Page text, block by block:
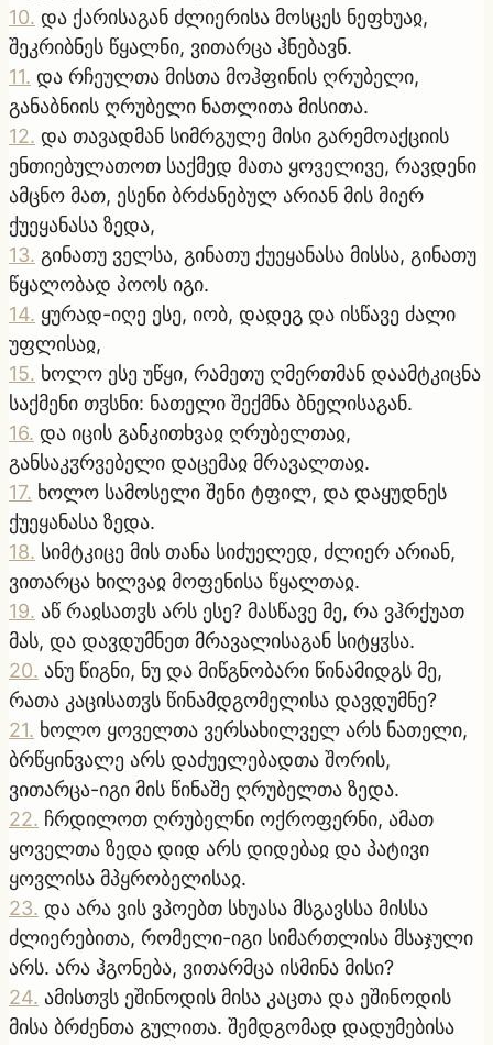
10. და ქარისაგან ძლიერისა მოსცეს ნეფხუაჲ,
შეკრიბნეს წყალნი, ვითარცა ჰნებავნ.
11. და რჩეულთა მისთა მოჰფინის ღრუბელი,
განაბნიის ღრუბელი ნათლითა მისითა.
12. და თავადმან სიმრგულე მისი გარემოაქციის
ენთიებულათოთ საქმედ მათა ყოველივე, რავდენი
ამცნო მათ, ესენი ბრძანებულ არიან მის მიერ
ქუეყანასა ზედა,
13. გინათუ ველსა, გინათუ ქუეყანასა მისსა, გინათუ
წყალობად პოოს იგი.
14. ყურად-იღე ესე, იობ, დადეგ და ისწავე ძალი
უფლისაჲ,
15. ხოლო ესე უწყი, რამეთუ ღმერთმან დაამტკიცნა
საქმენი თჳსნი: ნათელი შექმნა ბნელისაგან.
16. და იცის განკითხვაჲ ღრუბელთაჲ,
განსაკჳრვებელი დაცემაჲ მრავალთაჲ.
17. ხოლო სამოსელი შენი ტფილ, და დაყუდნეს
ქუეყანასა ზედა.
18. სიმტკიცე მის თანა სიძუელედ, ძლიერ არიან,
ვითარცა ხილვაჲ მოფენისა წყალთაჲ.
19. აწ რაჲსათჳს არს ესე? მასწავე მე, რა ვჰრქუათ
მას, და დავდუმნეთ მრავალისაგან სიტყჳსა.
20. ანუ წიგნი, ნუ და მიწგნობარი წინამიდგს მე,
რათა კაცისათჳს წინამდგომელისა დავდუმნე?
21. ხოლო ყოველთა ვერსახილველ არს ნათელი,
ბრწყინვალე არს დაძუელებადთა შორის,
ვითარცა-იგი მის წინაშე ღრუბელთა ზედა.
22. ჩრდილოთ ღრუბელნი ოქროფერნი, ამათ
ყოველთა ზედა დიდ არს დიდებაჲ და პატივი
ყოვლისა მპყრობელისაჲ.
23. და არა ვის ვპოებთ სხუასა მსგავსსა მისსა
ძლიერებითა, რომელი-იგი სიმართლისა მსაჯული
არს. არა ჰგონება, ვითარმცა ისმინა მისი?
24. ამისთჳს ეშინოდის მისა კაცთა და ეშინოდის
მისა ბრძენთა გულითა. შემდგომად დადუმებისა